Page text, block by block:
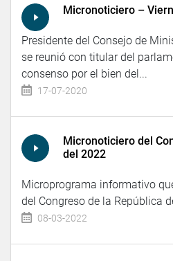
Micronoticiero –
Presidente del Consejo de
se reunió con titular del
consenso por el bien del...
17-07-2020
Micronoticiero del
del 2022
Microprograma informativo
del Congreso de la República
08-03-2022